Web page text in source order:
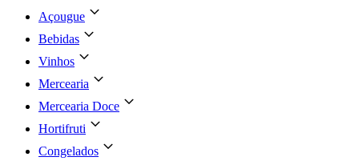
Açougue
Bebidas
Vinhos
Mercearia
Mercearia Doce
Hortifruti
Congelados